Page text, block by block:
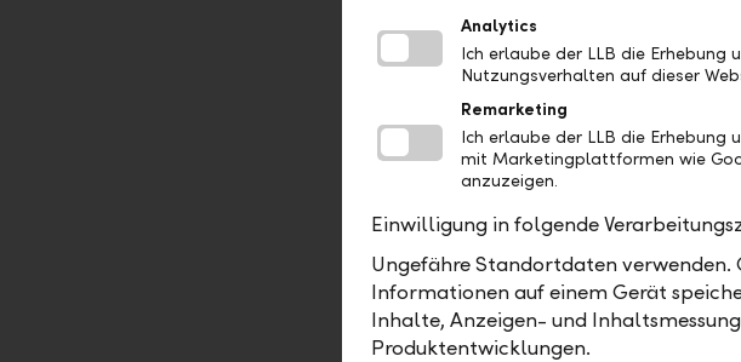
mittels Online Banking oder
Unabhängig von den
Finanzgeschäfte abwickeln.
Debitkarte im E-Banking
oder einen neuen PIN
Mobile Banking App bleiben
Für Reisende ist das
E-Banking nützlich, um die
können. Das Online und
Möglichkeit, um Ihre
Analytics
Ich erlaube der LLB die Erhebung
Nutzungsverhalten auf dieser
Remarketing
Ich erlaube der LLB die Erhebung
mit Marketingplattformen wie
anzuzeigen.
Einwilligung in folgende
Ungefähre Standortdaten
Informationen auf einem Gerät
Inhalte, Anzeigen- und
Produktentwicklungen.